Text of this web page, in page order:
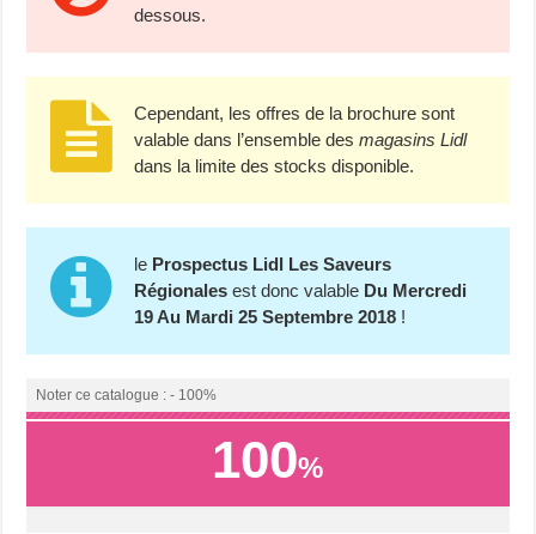
dessous.
Cependant, les offres de la brochure sont
valable dans l’ensemble desmagasins Lidl
dans la limite des stocks disponible.
le Prospectus Lidl Les Saveurs
Régionales est donc valable Du Mercredi
19 Au Mardi 25 Septembre 2018 !
Noter ce catalogue : - 100%
100%